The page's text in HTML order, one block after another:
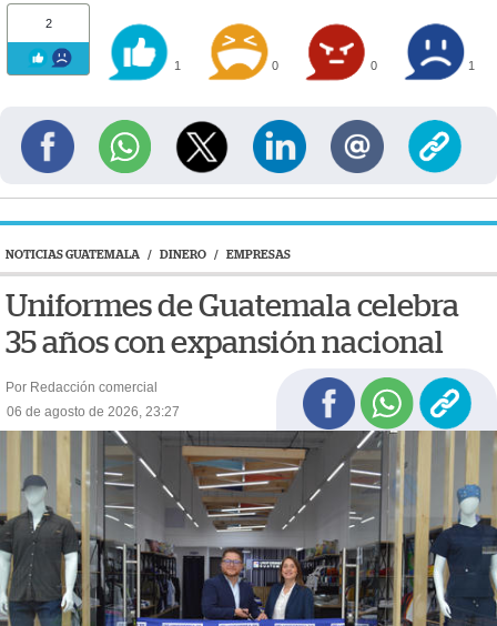
2
1 0 0 1
NOTICIAS GUATEMALA / DINERO / EMPRESAS
Uniformes de Guatemala celebra
35 años con expansión nacional
Por Redacción comercial
06 de agosto de 2026, 23:27